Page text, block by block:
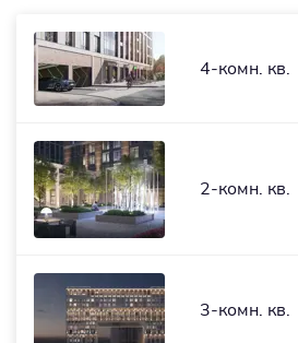
4-комн. кв.
2-комн. кв.
3-комн. кв.